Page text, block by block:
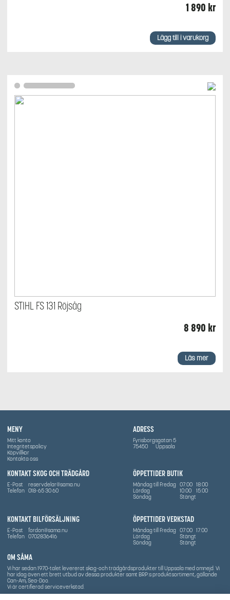
1 890 kr
Lägg till i varukorg
STIHL FS 131 Röjsåg
8 890 kr
Läs mer
MENY
Mitt konto
Integritetspolicy
Köpvillkor
Kontakta oss
ÖPPETTIDER BUTIK
Måndag till Fredag 07:00 18:00
Lördag
10:00
15:00
Söndag
Stängt
ÖPPETTIDER VERKSTAD
Måndag till Fredag 07:00 17:00
Lördag
Stängt
Söndag
Stängt
ADRESS
Fyrisborgsgatan 5
75450
Uppsala
KONTAKT SKOG OCH TRÄDGÅRD
E-Post
reservdelar@sama.nu
Telefon 018-65 30 60
KONTAKT BILFÖRSÄLJNING
E-Post
fordon@sama.nu
Telefon 0702836416
OM SÅMA
Vi har sedan 1970-talet levererat skog-och trädgårdsprodukter till Uppsala med omnejd. Vi
har idag även ett brett utbud av dessa produkter samt BRP:s produktsortiment, gällande
Can-Am, Sea-Doo.
Vi är certifierad serviceverkstad.